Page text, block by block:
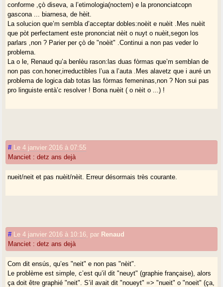
conforme ,çò diseva, a l’etimologia(noctem) e la prononciatcopn
gascona ... biarnesa, de hèit.
La solucion que’m sembla d’acceptar dobles:noèit e nuèit .Mes nuèit
que pòt perfectament este prononciat nèit o nuyt o nuèit,segon los
parlars ,non ? Parier per çò de "noèit" .Continui a non pas veder lo
problema.
La o le, Renaud qu’a benlèu rason:las duas fòrmas que’m semblan de
non pas con.honer,irreductibles l’ua a l’auta .Mes alavetz que i auré un
problema de logica dab totas las fòrmas femeninas,non ? Non sui pas
pro linguiste entà’c resolver ! Bona nuèit ( o nèit o ...) !
#
Le 4 janvier 2016 à 07:55
Manciet : detz ans dejà
nueit/neit et pas nuèit/nèit. Erreur désormais très courante.
# Le 4 janvier 2016 à 10:16 par Renaud
Manciet : detz ans dejà
Com dit ensús, qu’es "neit" e non pas "nèit".
Le problème est simple, c’est qu’il dit "neuyt" (graphie française), alors
ça doit être graphié "neit". S’il avait dit "noueyt" => "nueit" o "noeit" (ça,